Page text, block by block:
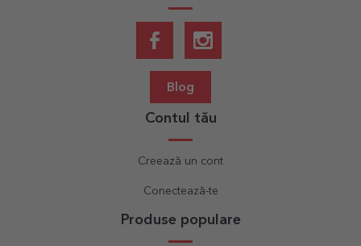
Blog
Contul tău
Creează un cont
Conectează-te
Produse populare